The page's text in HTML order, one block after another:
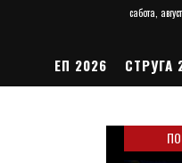
сабота,
ЕП 2026 СТРУГА